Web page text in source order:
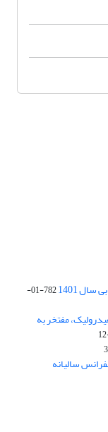
1401
782-01-
مفتخر به
سالیانه